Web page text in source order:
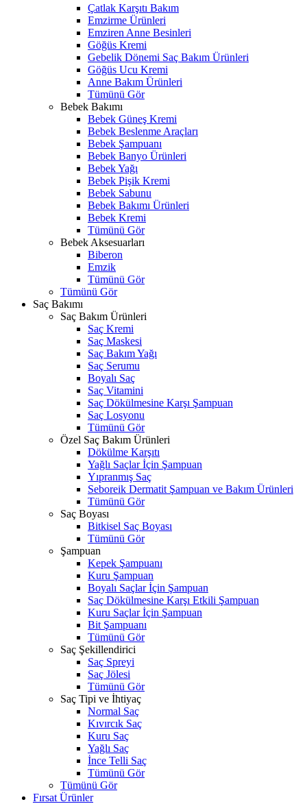
Çatlak Karşıtı Bakım
Emzirme Ürünleri
Emziren Anne Besinleri
Göğüs Kremi
Gebelik Dönemi Saç Bakım Ürünleri
Göğüs Ucu Kremi
Anne Bakım Ürünleri
Tümünü Gör
Bebek Bakımı
Bebek Güneş Kremi
Bebek Beslenme Araçları
Bebek Şampuanı
Bebek Banyo Ürünleri
Bebek Yağı
Bebek Pişik Kremi
Bebek Sabunu
Bebek Bakımı Ürünleri
Bebek Kremi
Tümünü Gör
Bebek Aksesuarları
Biberon
Emzik
Tümünü Gör
Tümünü Gör
Saç Bakımı
Saç Bakım Ürünleri
Saç Kremi
Saç Maskesi
Saç Bakım Yağı
Saç Serumu
Boyalı Saç
Saç Vitamini
Saç Dökülmesine Karşı Şampuan
Saç Losyonu
Tümünü Gör
Özel Saç Bakım Ürünleri
Dökülme Karşıtı
Yağlı Saçlar İçin Şampuan
Yıpranmış Saç
Seboreik Dermatit Şampuan ve Bakım Ürünleri
Tümünü Gör
Saç Boyası
Bitkisel Saç Boyası
Tümünü Gör
Şampuan
Kepek Şampuanı
Kuru Şampuan
Boyalı Saçlar İçin Şampuan
Saç Dökülmesine Karşı Etkili Şampuan
Kuru Saçlar İçin Şampuan
Bit Şampuanı
Tümünü Gör
Saç Şekillendirici
Saç Spreyi
Saç Jölesi
Tümünü Gör
Saç Tipi ve İhtiyaç
Normal Saç
Kıvırcık Saç
Kuru Saç
Yağlı Saç
İnce Telli Saç
Tümünü Gör
Tümünü Gör
Fırsat Ürünler